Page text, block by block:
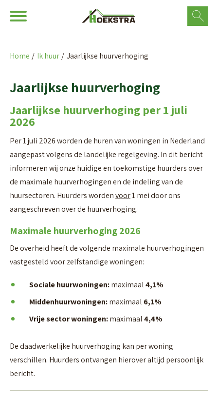
Naar de homepage
Ga naar Hoofd
Home Ik huur Jaarlijkse huurverhoging
Jaarlijkse huurverhoging
Jaarlijkse huurverhoging per 1 juli
2026
Per 1 juli 2026 worden de huren van woningen in Nederland
aangepast volgens de landelijke regelgeving. In dit bericht
informeren wij onze huidige en toekomstige huurders over
de maximale huurverhogingen en de indeling van de
huursectoren. Huurders wordenvoor1 mei door ons
aangeschreven over de huurverhoging.
Maximale huurverhoging 2026
De overheid heeft de volgende maximale huurverhogingen
vastgesteld voor zelfstandige woningen:
Sociale huurwoningen:maximaal4,1%
Middenhuurwoningen:maximaal 6,1%
Vrije sector woningen:maximaal4,4%
De daadwerkelijke huurverhoging kan per woning
verschillen. Huurders ontvangen hierover altijd persoonlijk
bericht.